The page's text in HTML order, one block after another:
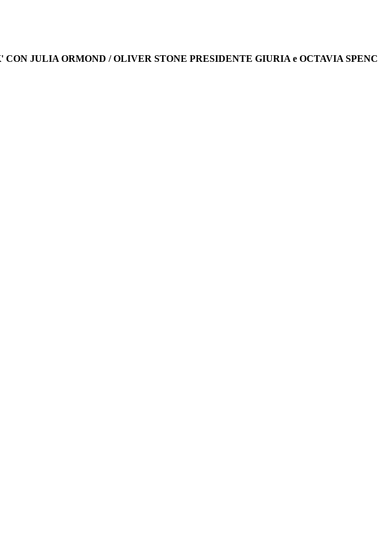
JULIA ORMOND / OLIVER STONE PRESIDENTE GIURIA e OCTAVIA